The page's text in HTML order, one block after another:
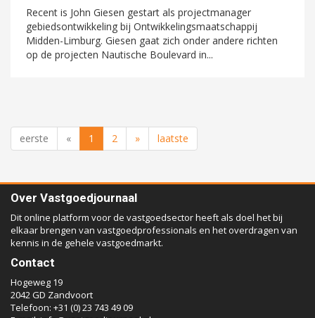
Recent is John Giesen gestart als projectmanager
gebiedsontwikkeling bij Ontwikkelingsmaatschappij
Midden-Limburg. Giesen gaat zich onder andere richten
op de projecten Nautische Boulevard in...
eerste « 1 2 » laatste
Over Vastgoedjournaal
Dit online platform voor de vastgoedsector heeft als doel het bij
elkaar brengen van vastgoedprofessionals en het overdragen van
kennis in de gehele vastgoedmarkt.
Contact
Hogeweg 19
2042 GD Zandvoort
Telefoon: +31 (0) 23 743 49 09